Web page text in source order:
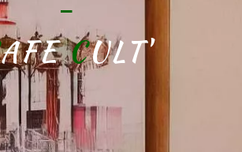
-
AFE CULT'